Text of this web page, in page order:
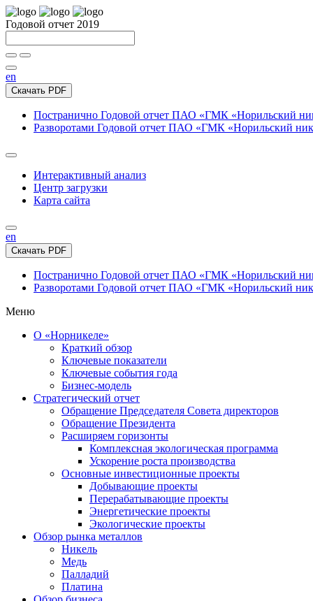
Годовой отчет 2019
en
Скачать PDF
Постранично Годовой отчет ПАО «ГМК «Норильский
Разворотами Годовой отчет ПАО «ГМК «Норильский
Интерактивный анализ
Центр загрузки
Карта сайта
en
Скачать PDF
Постранично Годовой отчет ПАО «ГМК «Норильский
Разворотами Годовой отчет ПАО «ГМК «Норильский
Меню
О «Норникеле»
Краткий обзор
Ключевые показатели
Ключевые события года
Бизнес-модель
Стратегический отчет
Обращение Председателя Совета директоров
Обращение Президента
Расширяем горизонты
Комплексная экологическая программа
Ускорение роста производства
Основные инвестиционные проекты
Добывающие проекты
Перерабатывающие проекты
Энергетические проекты
Экологические проекты
Обзор рынка металлов
Никель
Медь
Палладий
Платина